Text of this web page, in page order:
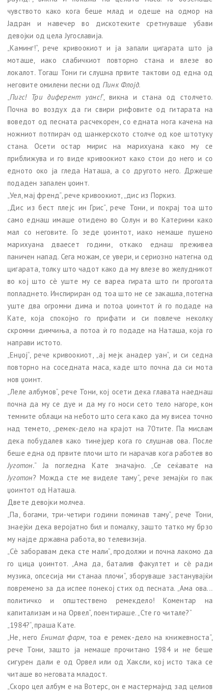
чувството како кога беше млад и одеше на одмор на
Јадран и навечер во дискотеките сретнуваше убави
девојки од цела Југославија.
„Каминг!“, рече кривоокиот и ја запали цигарата што ја
моташе, иако слабичкиот повторно стана и влезе во
локалот. Тогаш Тони ги слушна првите тактови од една од
неговите омилени песни од Пинк Флојд.
„Пигс! Три диферент уанс!“, викна и стана од столчето.
Почна во воздух да ги свири рифовите од гитарата на
воведот од песната расчекорен, со едната нога качена на
ножниот потпирач од шанкерското столче од кое штотуку
стана. Осети остар мирис на марихуана како му се
приближува и го виде кривоокиот како стои до него и со
едното око ја гледа Наташа, а со другото него. Држеше
подаден запален џоинт.
„Уел, мај френд“, рече кривоокиот, „дис из Поркиз.
„Дис из бест плејс ин Грис“, рече Тони, и покрај тоа што
само еднаш имаше отидено во Солун и во Катерини како
мал со неговите. Го зеде џоинтот, иако немаше пушено
марихуана дваесет години, откако еднаш преживеа
паничен напад. Сега можам, се увери, и сериозно натегна од
цигарата, толку што чадот како да му влезе во желудникот
во кој што сѐ уште му се вареа гирата што ги проголта
попладнето. Инспириран од тоа што не се закашла, потегна
уште два огромни дима и потоа џоинтот ѝ го подаде на
Кате, која спокојно го прифати и си повлече неколку
скромни димчиња, а потоа ѝ го подаде на Наташа, која го
направи истото.
„Енџој“, рече кривоокиот, „ај мејк анадер уан“, и си седна
повторно на соседната маса, каде што почна да си мота
нов џоинт.
„Леле албумов“, рече Тони, кој осети дека главата наеднаш
почна да му се дуе и да му го носи сето тело нагоре, кон
темните облаци на небото што сега како да му висеа точно
над темето, „ремек-дело на крајот на 70тите. Па мислам
дека побудалев како тинејџер кога го слушнав ова. После
беше една од првите плочи што ги нарачав кога работев во
Југотон.“ Ја погледна Кате значајно. „Се сеќавате на
Југотон? Можда сте ме виделе таму“, рече земајќи го пак
џоинтот од Наташа.
Двете девојки молчеа.
„Па, богами, три-четири години поминав таму“, рече Тони,
знаејќи дека веројатно бил и помалку, зашто татко му брзо
му најде државна работа, во телевизија.
„Сѐ заборавам дека сте мали“, продолжи и почна лакомо да
го цица џоинтот. „Ама да, баталив факултет и сѐ ради
музика, опсесија ми станаа плочи“, зборуваше застанувајќи
повремено за да испее понекој стих од песната. „Ама ова...
политичко и општествено ремекдело! Коментар на
капитализам и на Орвел“, поентираше. „Сте го читале?“
„1984?“, праша Кате.
„Не, него Енимал фарм, тоа е ремек-дело на книжевноста“,
рече Тони, зашто ја немаше прочитано 1984 и не беше
сигурен дали е од Орвел или од Хаксли, кој исто така се
читаше во неговата младост.
„Скоро цел албум е на Вотерс, он е мастермајнд зад целиов